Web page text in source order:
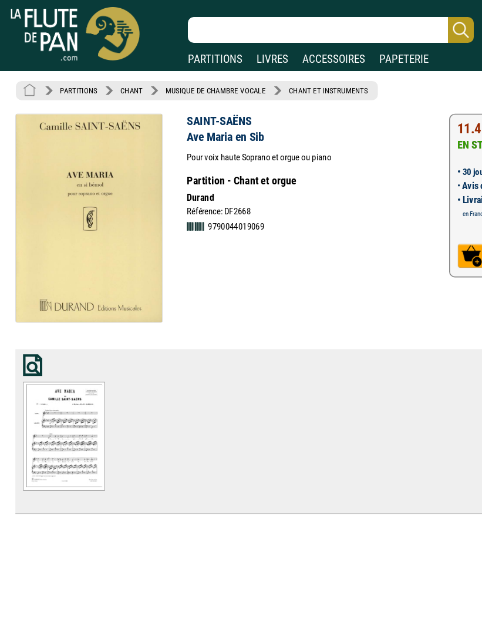
PARTITIONS LIVRES ACCESSOIRES PAPETERIE
PARTITIONS CHANT MUSIQUE DE CHAMBRE VOCALE CHANT ET INSTRUMENTS
SAINT-SAËNS
Ave Maria en Sib
Pour voix haute Soprano et orgue ou piano
Partition - Chant et orgue
Durand
Référence: DF2668
9790044019069
EN
• 30
•Avis
•
en